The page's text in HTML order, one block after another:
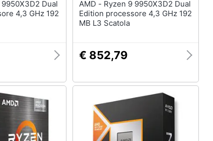
4,3 GHz 192
AMD - Ryzen 9 9950X3D2 Dual
Edition processore 4,3 GHz 192
MB L3 Scatola
€ 852,79